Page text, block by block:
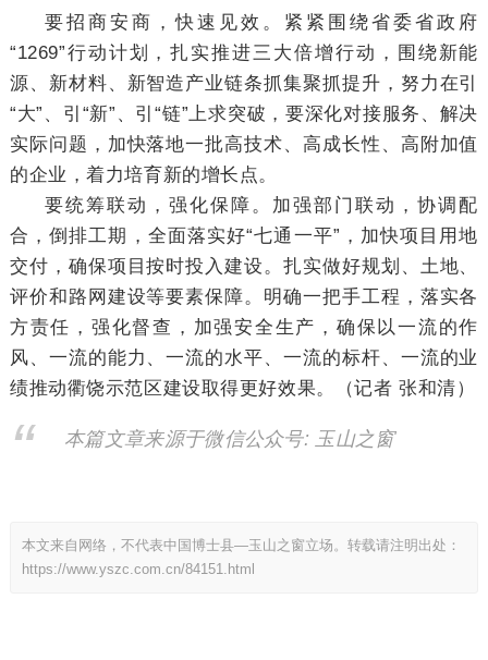
要招商安商，快速见效。紧紧围绕省委省政府
“1269”行动计划，扎实推进三大倍增行动，围绕新能
源、新材料、新智造产业链条抓集聚抓提升，努力在引
“大”、引“新”、引“链”上求突破，要深化对接服务、解决
实际问题，加快落地一批高技术、高成长性、高附加值
的企业，着力培育新的增长点。
要统筹联动，强化保障。加强部门联动，协调配
合，倒排工期，全面落实好“七通一平”，加快项目用地
交付，确保项目按时投入建设。扎实做好规划、土地、
评价和路网建设等要素保障。明确一把手工程，落实各
方责任，强化督查，加强安全生产，确保以一流的作
风、一流的能力、一流的水平、一流的标杆、一流的业
绩推动衢饶示范区建设取得更好效果。（记者 张和清）
本篇文章来源于微信公众号: 玉山之窗
本文来自网络，不代表中国博士县—玉山之窗立场。转载请注明出处：
https://www.yszc.com.cn/84151.html